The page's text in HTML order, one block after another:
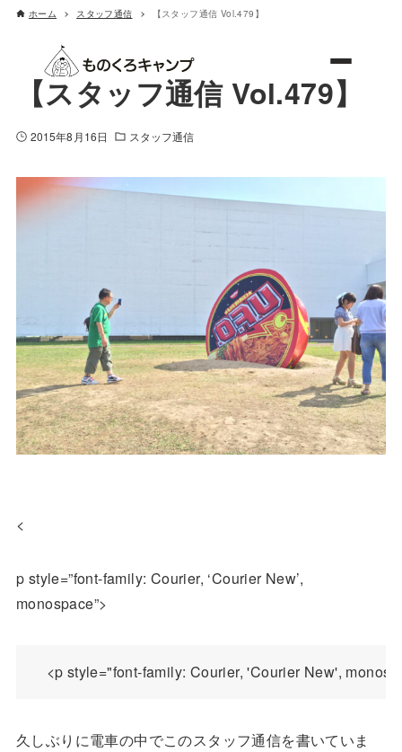
ホーム スタッフ通信 【スタッフ通信 Vol.479】
【スタッフ通信 Vol.479】
2015年8月16日 スタッフ通信
<
p style=”font-family: Courier, ‘Courier New’,
monospace”>
久しぶりに電車の中でこのスタッフ通信を書いていま